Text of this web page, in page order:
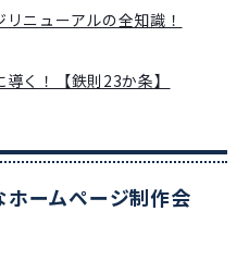
ニューアルの全知識！
く！【鉄則23か条】
ームページ制作会